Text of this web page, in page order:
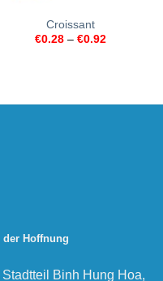
Croissant
€0.28– €0.92
Hoffnung
Binh Hung Hoa,